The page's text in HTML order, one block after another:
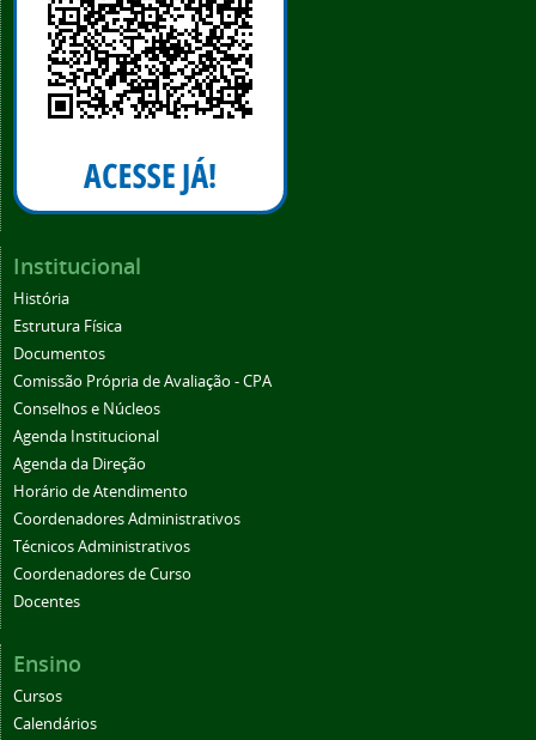
Institucional
História
Estrutura Física
Documentos
Comissão Própria de Avaliação - CPA
Conselhos e Núcleos
Agenda Institucional
Agenda da Direção
Horário de Atendimento
Coordenadores Administrativos
Técnicos Administrativos
Coordenadores de Curso
Docentes
Ensino
Cursos
Calendários